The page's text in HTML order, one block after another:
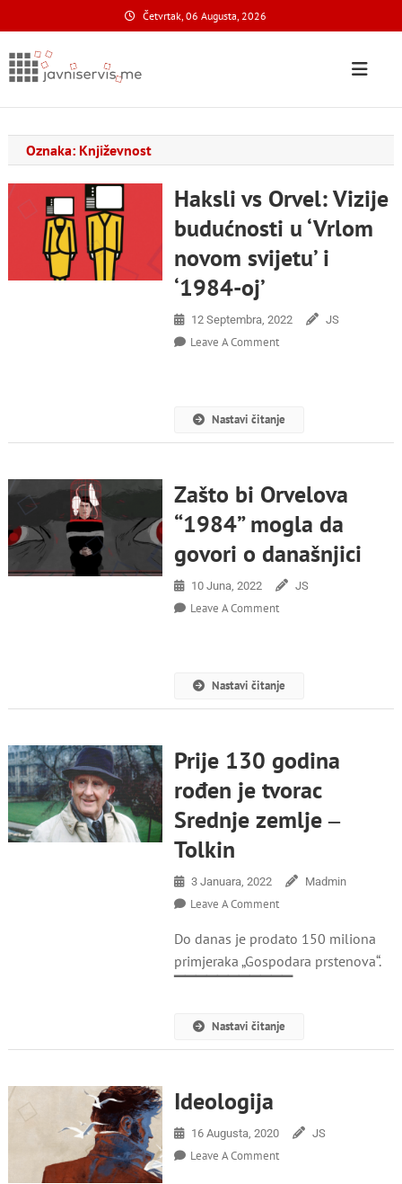
to
content
Četvrtak, 06 Augusta, 2026
Javni Servis
Oznaka: Književnost
Haksli vs Orvel: Vizije
budućnosti u ‘Vrlom
novom svijetu’ i
‘1984-oj’
12 Septembra, 2022 JS
Leave A CommentOn
Vizije
Budućnosti
U
Novom
Svijetu’
I
‘1984-
Oj’
Nastavi čitanje
Zašto bi Orvelova
“1984” mogla da
govori o današnjici
10 Juna, 2022 JS
Leave A CommentOn
“1984”
Mogla
Da
Današnjici
Nastavi čitanje
Prije 130 godina
rođen je tvorac
Srednje zemlje ‒
Tolkin
3 Januara, 2022 Madmin
Leave A CommentOn
130
Godina
Rođen
Srednje
Zemlje
Do danas je prodato 150 miliona
primjeraka „Gospodara prstenova“.
Nastavi čitanje
Ideologija
16 Augusta, 2020 JS
Leave A CommentOn